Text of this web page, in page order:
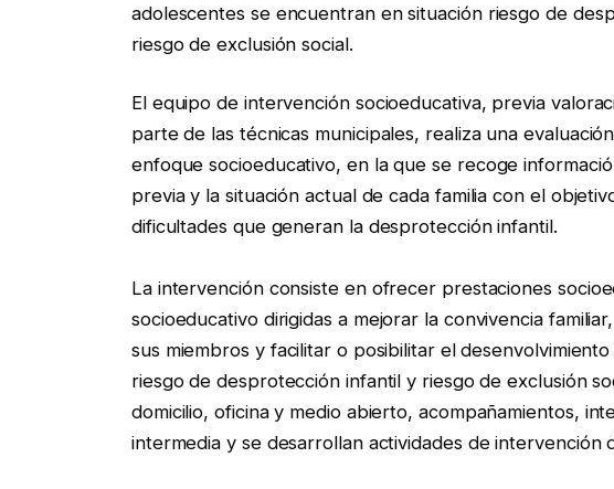
adolescentes se encuentran en situación riesgo de
riesgo de exclusión social.
El equipo de intervención socioeducativa, previa
parte de las técnicas municipales, realiza una
enfoque socioeducativo, en la que se recoge
previa y la situación actual de cada familia con el
dificultades que generan la desprotección infantil.
La intervención consiste en ofrecer prestaciones
socioeducativo dirigidas a mejorar la convivencia
sus miembros y facilitar o posibilitar el
riesgo de desprotección infantil y riesgo de exclusión
domicilio, oficina y medio abierto, acompañamientos,
intermedia y se desarrollan actividades de intervención